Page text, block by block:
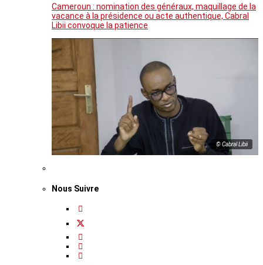
Cameroun : nomination des généraux, maquillage de la
vacance à la présidence ou acte authentique, Cabral
Libii convoque la patience
© Cabral Libii
Nous Suivre